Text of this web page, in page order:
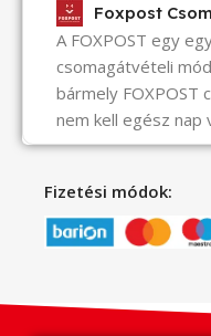
Foxpost
A FOXPOST egy
csomagátvételi
bármely FOXPOST
nem kell egész nap
Fizetési módok: